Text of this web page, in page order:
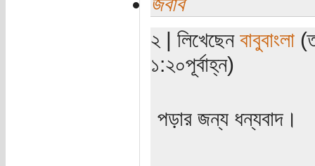
২ | লিখেছেন বাবুবাংলা
১:২০পূর্বাহ্ন)
পড়ার জন্য ধন্যবাদ।